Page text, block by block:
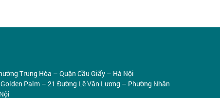
Trung Hòa – Quận Cầu Giấy – Hà Nội
Golden Palm – 21 Đường Lê Văn Lương – Phường Nhân